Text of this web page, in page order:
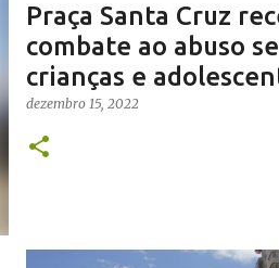
Praça Santa Cruz
combate ao abuso
crianças e
dezembro 15, 2022